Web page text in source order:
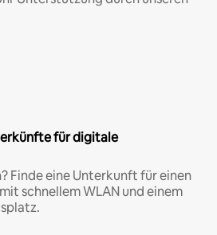
für digitale
Finde eine Unterkunft für einen
schnellem WLAN und einem